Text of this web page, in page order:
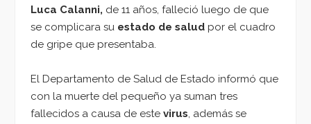
Luca Calanni, de 11 años, falleció luego de que
se complicara su estado de salud por el cuadro
de gripe que presentaba.
El Departamento de Salud de Estado informó que
con la muerte del pequeño ya suman tres
fallecidos a causa de este virus, además se